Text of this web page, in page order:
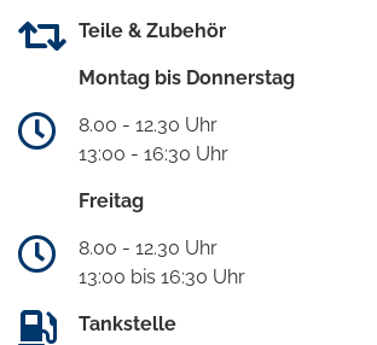
Teile & Zubehör
Montag bis Donnerstag
8.00 - 12.30 Uhr
13:00 - 16:30 Uhr
Freitag
8.00 - 12.30 Uhr
13:00 bis 16:30 Uhr
Tankstelle